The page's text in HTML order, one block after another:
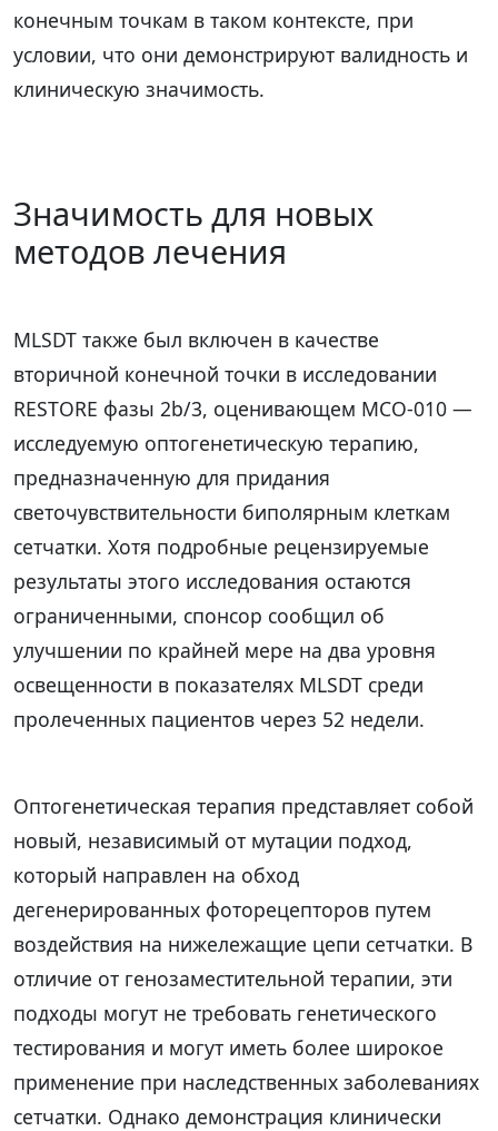
конечным точкам в таком контексте, при
условии, что они демонстрируют валидность и
клиническую значимость.
Значимость для новых
методов лечения
MLSDT также был включен в качестве
вторичной конечной точки в исследовании
RESTORE фазы 2b/3, оценивающем MCO-010 —
исследуемую оптогенетическую терапию,
предназначенную для придания
светочувствительности биполярным клеткам
сетчатки. Хотя подробные рецензируемые
результаты этого исследования остаются
ограниченными, спонсор сообщил об
улучшении по крайней мере на два уровня
освещенности в показателях MLSDT среди
пролеченных пациентов через 52 недели.
Оптогенетическая терапия представляет собой
новый, независимый от мутации подход,
который направлен на обход
дегенерированных фоторецепторов путем
воздействия на нижележащие цепи сетчатки. В
отличие от генозаместительной терапии, эти
подходы могут не требовать генетического
тестирования и могут иметь более широкое
применение при наследственных заболеваниях
сетчатки. Однако демонстрация клинически